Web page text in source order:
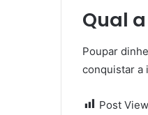
Qual
Poupar
conquistar a
Post